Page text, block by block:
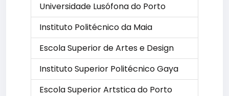
Universidade Lusófona do Porto
Instituto Politécnico da Maia
Escola Superior de Artes e Design
Instituto Superior Politécnico Gaya
Escola Superior Artstica do Porto